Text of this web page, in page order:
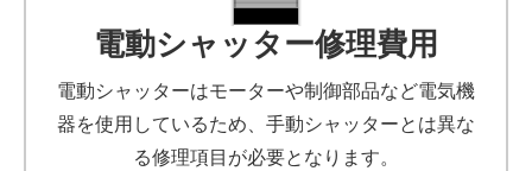
電動シャッター修理費用
電動シャッターはモーターや制御部品など電気機
器を使用しているため、手動シャッターとは異な
る修理項目が必要となります。